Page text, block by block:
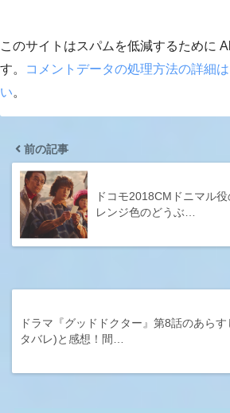
このサイトはスパムを低減するために
す。
コメントデータの処理方法の詳細
い。
前の記事
ドコモ2018CMドニマル
レンジ色のどうぶ…
ドラマ『グッドドクター』第8話のあらす
タバレ)と感想！間…